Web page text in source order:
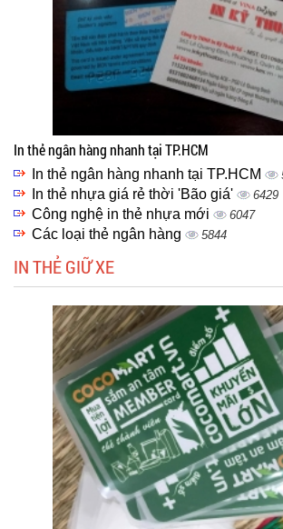
In thẻ ngân hàng nhanh tại TP.HCM
In thẻ ngân hàng nhanh tại TP.HCM
In thẻ nhựa giá rẻ thời 'Bão giá' 6429
Công nghệ in thẻ nhựa mới 6047
Các loại thẻ ngân hàng 5844
IN THẺ GIỮ XE